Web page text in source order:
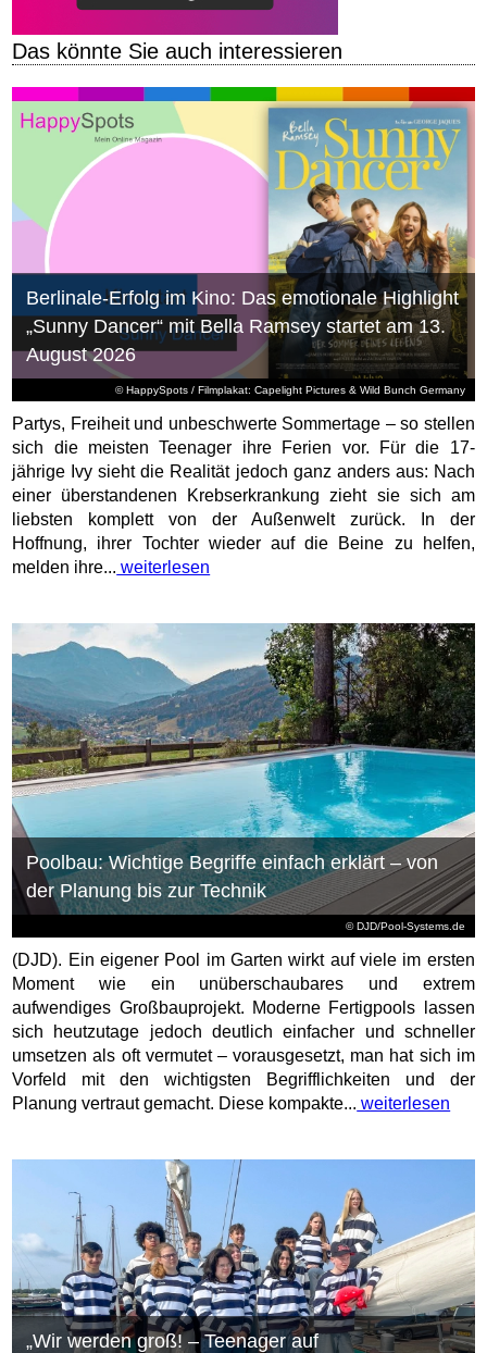
Das könnte Sie auch interessieren
© HappySpots / Filmplakat: Capelight Pictures & Wild Bunch Germany
Berlinale-Erfolg im Kino: Das emotionale Highlight
„Sunny Dancer“ mit Bella Ramsey startet am 13.
August 2026
Partys, Freiheit und unbeschwerte Sommertage – so stellen
sich die meisten Teenager ihre Ferien vor. Für die 17-
jährige Ivy sieht die Realität jedoch ganz anders aus: Nach
einer überstandenen Krebserkrankung zieht sie sich am
liebsten komplett von der Außenwelt zurück. In der
Hoffnung, ihrer Tochter wieder auf die Beine zu helfen,
melden ihre... weiterlesen
© DJD/Pool-Systems.de
Poolbau: Wichtige Begriffe einfach erklärt – von
der Planung bis zur Technik
(DJD). Ein eigener Pool im Garten wirkt auf viele im ersten
Moment wie ein unüberschaubares und extrem
aufwendiges Großbauprojekt. Moderne Fertigpools lassen
sich heutzutage jedoch deutlich einfacher und schneller
umsetzen als oft vermutet – vorausgesetzt, man hat sich im
Vorfeld mit den wichtigsten Begrifflichkeiten und der
Planung vertraut gemacht. Diese kompakte... weiterlesen
„Wir werden groß! – Teenager auf